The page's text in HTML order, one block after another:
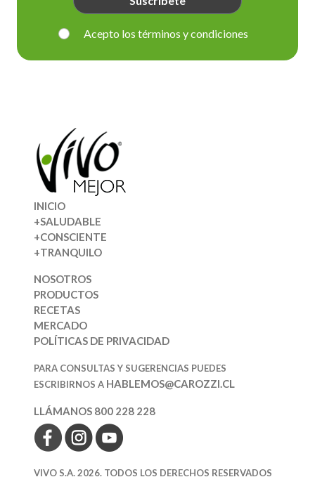
Acepto los términos y condiciones
INICIO
+SALUDABLE
+CONSCIENTE
+TRANQUILO
NOSOTROS
PRODUCTOS
RECETAS
MERCADO
POLÍTICAS DE PRIVACIDAD
PARA CONSULTAS Y SUGERENCIAS PUEDES
ESCRIBIRNOS A HABLEMOS@CAROZZI.CL
LLÁMANOS 800 228 228
VIVO S.A. 2026. TODOS LOS DERECHOS RESERVADOS